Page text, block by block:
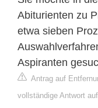
Abiturienten zu
etwa sieben
Aspiranten
Antrag auf
vollständige Antwort